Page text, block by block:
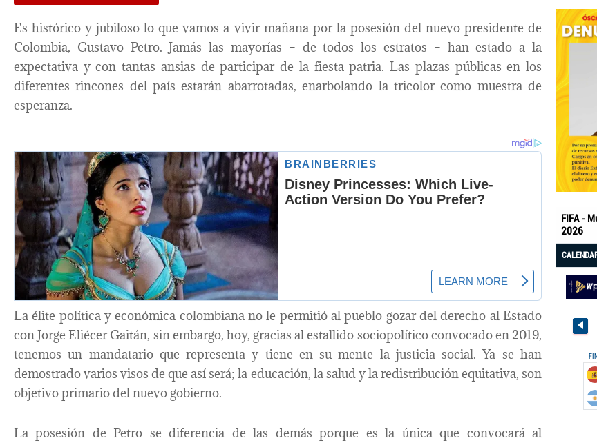
Es histórico y jubiloso lo que vamos a vivir mañana por la posesión del nuevo presidente de
Colombia, Gustavo Petro. Jamás las mayorías – de todos los estratos – han estado a la
expectativa y con tantas ansias de participar de la fiesta patria. Las plazas públicas en los
diferentes rincones del país estarán abarrotadas, enarbolando la tricolor como muestra de
esperanza.
La élite política y económica colombiana no le permitió al pueblo gozar del derecho al Estado
con Jorge Eliécer Gaitán, sin embargo, hoy, gracias al estallido sociopolítico convocado en 2019,
tenemos un mandatario que representa y tiene en su mente la justicia social. Ya se han
demostrado varios visos de que así será; la educación, la salud y la redistribución equitativa, son
objetivo primario del nuevo gobierno.
La posesión de Petro se diferencia de las demás porque es la única que convocará al